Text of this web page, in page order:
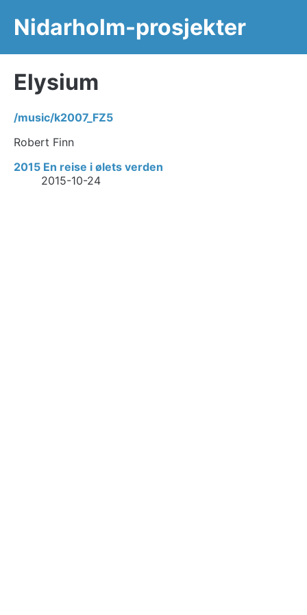
Nidarholm-prosjekter
Elysium
/music/k2007_FZ5
Robert Finn
2015 En reise i ølets verden
2015-10-24